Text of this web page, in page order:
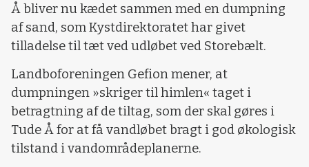
Å bliver nu kædet sammen med en dumpning
af sand, som Kystdirektoratet har givet
tilladelse til tæt ved udløbet ved Storebælt.
Landboforeningen Gefion mener, at
dumpningen »skriger til himlen« taget i
betragtning af de tiltag, som der skal gøres i
Tude Å for at få vandløbet bragt i god økologisk
tilstand i vandområdeplanerne.